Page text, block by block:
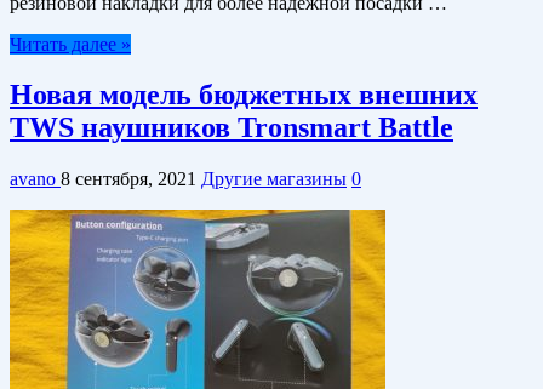
Читать далее »
Новая модель бюджетных внешних
TWS наушников Tronsmart Battle
avano 8 сентября, 2021 Другие магазины 0